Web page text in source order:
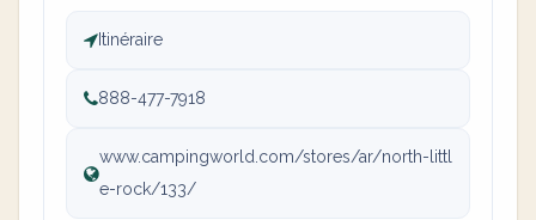
Itinéraire
888-477-7918
www.campingworld.com/stores/ar/north-littl
e-rock/133/